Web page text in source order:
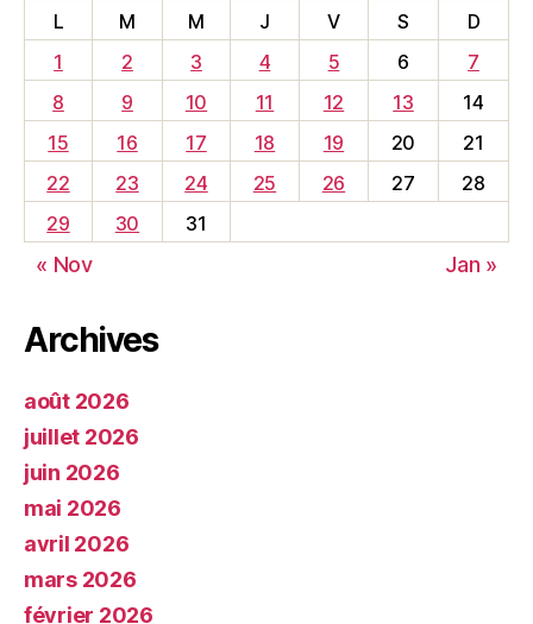
L
M M J V S
D
1
2 3 4 5 6
7
8
9 10 11 12 13
14
15
16 17 18 19 20
21
22
23 24 25 26 27
28
29
30 31
« Nov Jan »
Archives
août 2026
juillet 2026
juin 2026
mai 2026
avril 2026
mars 2026
février 2026